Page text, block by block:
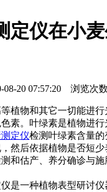
定仪在小
08-20 07:57:20 浏览次数
物和其它一切能进行
素。叶绿素是植物进
定仪检测叶绿素含量
然后依据植物是否短
和估产、养分确诊与
一种植物表型研讨仪